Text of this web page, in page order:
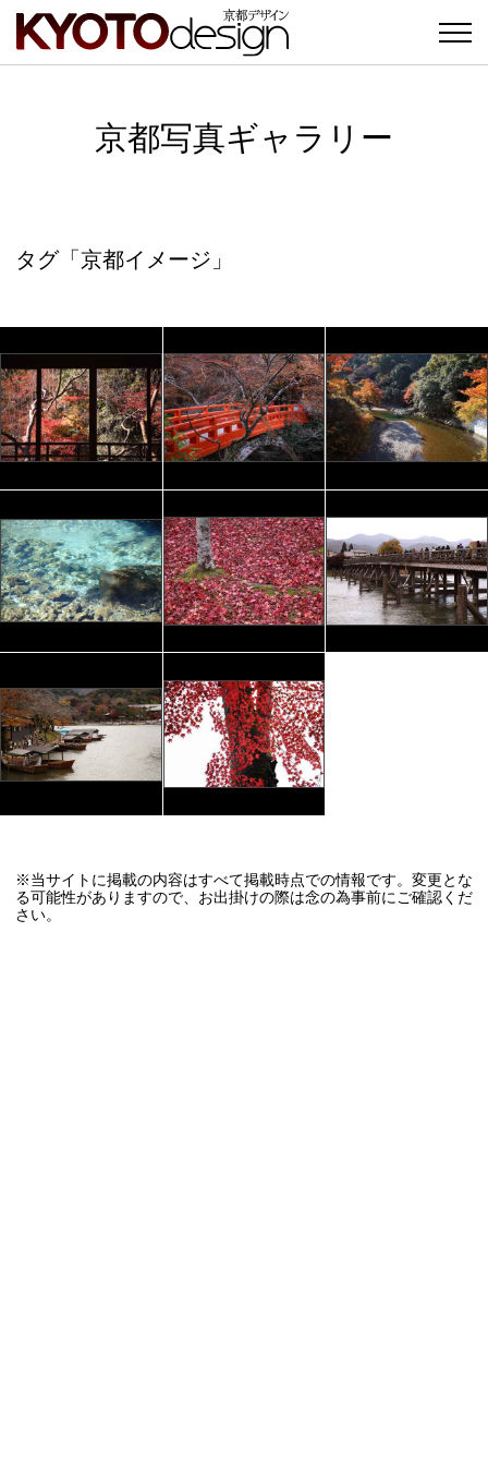
京都写真ギャラリー
タグ「京都イメージ」
※当サイトに掲載の内容はすべて掲載時点での情報です。変更とな
る可能性がありますので、お出掛けの際は念の為事前にご確認くだ
さい。